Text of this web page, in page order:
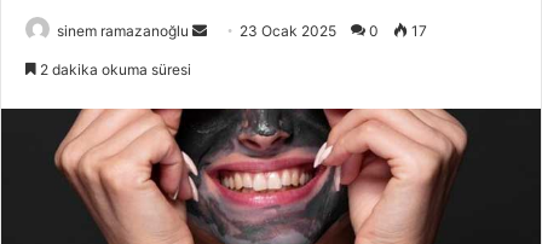
sinem ramazanoğlu
Bir
göndermek
23 Ocak 2025 0 17
2 dakika okuma süresi